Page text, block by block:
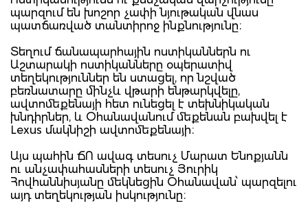
պարզում են խոշոր չափի նյութական վնաս
պատճառված տանտիրոջ ինքնությունը։
Տեղում ճանապարհային ոստիկաններն ու
Աշտարակի ոստիկանները օպերատիվ
տեղեկություններ են ստացել, որ նշված
բեռնատարը մինչև վթարի ենթարկվելը,
ավտոմեքենայի հետ ունեցել է տեխնիկական
խնդիրներ, և Օհանավանում մեքենան բախվել է
Lexus մակնիշի ավտոմեքենայի։
Այս պահին ՃՈ ավագ տեսուչ Մարատ Ենոքյանն
ու անչափահասների տեսուչ Յուրիկ
Հովհաննիսյանը մեկնեցին Օհանավան՝ պարզելու
այդ տեղեկության իսկությունը։